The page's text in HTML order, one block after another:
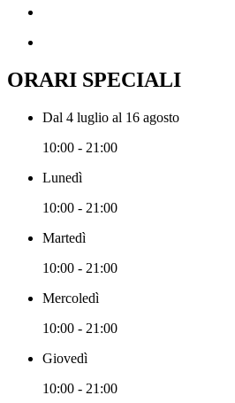
ORARI SPECIALI
Dal 4 luglio al 16 agosto
10:00 - 21:00
Lunedì
10:00 - 21:00
Martedì
10:00 - 21:00
Mercoledì
10:00 - 21:00
Giovedì
10:00 - 21:00